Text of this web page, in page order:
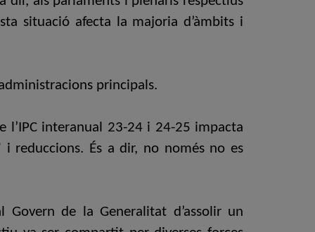
situació afecta la majoria d’àmbits i
principals.
l’IPC interanual 23-24 i 24-25 impacta
reduccions. És a dir, no només no es
de la Generalitat d’assolir un